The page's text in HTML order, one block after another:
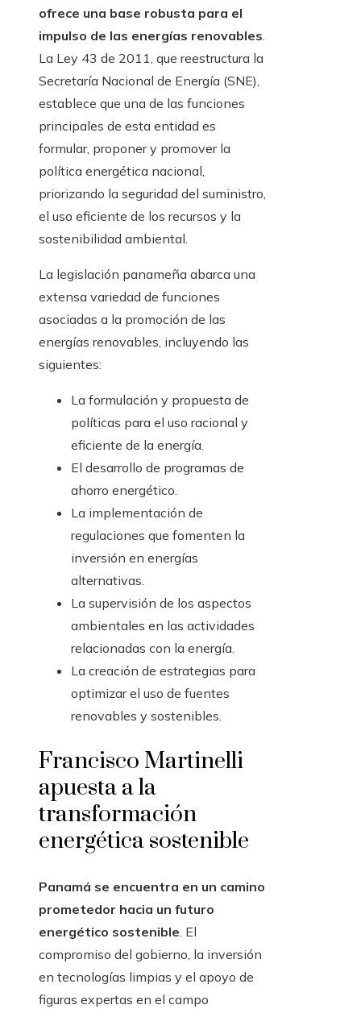
ofrece una base robusta para el
impulso de las energías renovables.
La Ley 43 de 2011, que reestructura la
Secretaría Nacional de Energía (SNE),
establece que una de las funciones
principales de esta entidad es
formular, proponer y promover la
política energética nacional,
priorizando la seguridad del suministro,
el uso eficiente de los recursos y la
sostenibilidad ambiental.
La legislación panameña abarca una
extensa variedad de funciones
asociadas a la promoción de las
energías renovables, incluyendo las
siguientes:
La formulación y propuesta de
políticas para el uso racional y
eficiente de la energía.
El desarrollo de programas de
ahorro energético.
La implementación de
regulaciones que fomenten la
inversión en energías
alternativas.
La supervisión de los aspectos
ambientales en las actividades
relacionadas con la energía.
La creación de estrategias para
optimizar el uso de fuentes
renovables y sostenibles.
Francisco Martinelli
apuesta a la
transformación
energética sostenible
Panamá se encuentra en un camino
prometedor hacia un futuro
energético sostenible. El
compromiso del gobierno, la inversión
en tecnologías limpias y el apoyo de
figuras expertas en el campo